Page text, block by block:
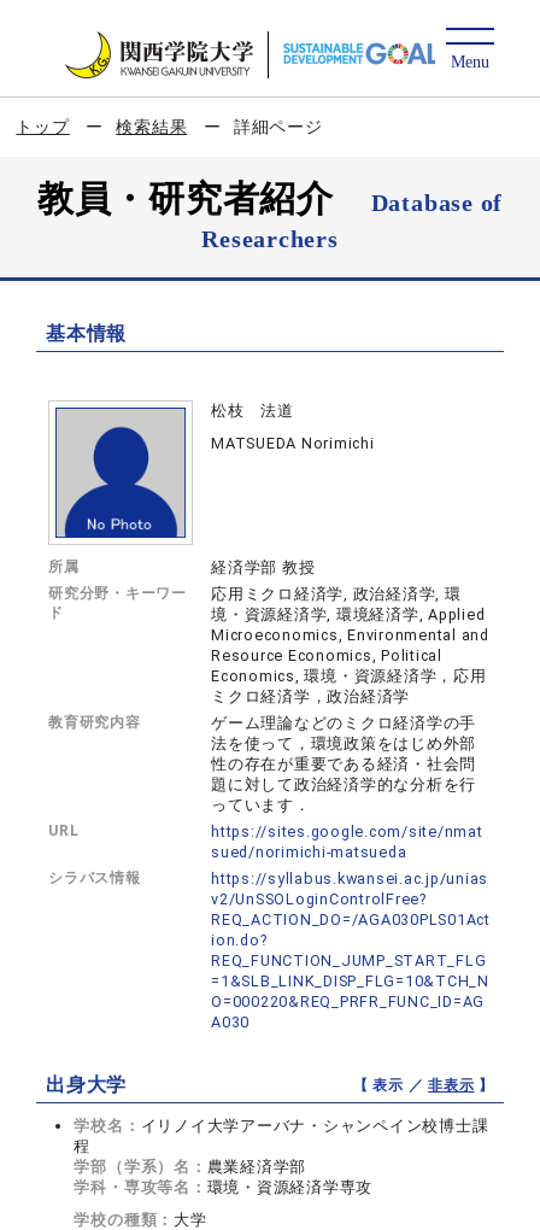
トップ 検索結果 詳細ページ
教員・研究者紹介
Database of
Researchers
基本情報
松枝 法道
MATSUEDA Norimichi
所属 経済学部 教授
研究分野・キーワー
ド
応用ミクロ経済学, 政治経済学, 環
境・資源経済学, 環境経済学, Applied
Microeconomics, Environmental and
Resource Economics, Political
Economics, 環境・資源経済学，応用
ミクロ経済学，政治経済学
教育研究内容
ゲーム理論などのミクロ経済学の手
法を使って，環境政策をはじめ外部
性の存在が重要である経済・社会問
題に対して政治経済学的な分析を行
っています．
URL
https://sites.google.com/site/nmat
sued/norimichi-matsueda
シラバス情報
https://syllabus.kwansei.ac.jp/unias
v2/UnSSOLoginControlFree?
REQ_ACTION_DO=/AGA030PLS01Act
ion.do?
REQ_FUNCTION_JUMP_START_FLG
=1&SLB_LINK_DISP_FLG=10&TCH_N
O=000220&REQ_PRFR_FUNC_ID=AG
A030
出身大学 【 表示 ／非表示 】
学校名： イリノイ大学アーバナ・シャンペイン校博士課
程
学部（学系）名： 農業経済学部
学科・専攻等名： 環境・資源経済学専攻
学校の種類： 大学